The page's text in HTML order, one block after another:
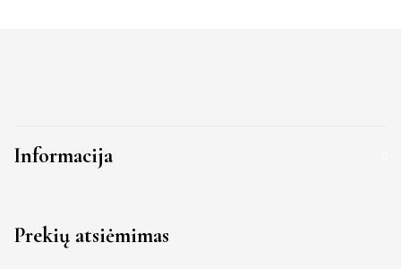
Informacija
Prekių atsiėmimas